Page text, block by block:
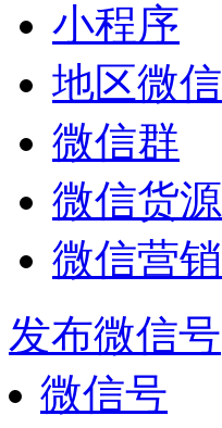
小程序
地区微信
微信群
微信货源
微信营销
发布微信号
微信号